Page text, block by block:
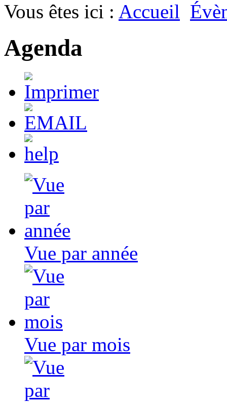
Vous êtes ici : Accueil
Agenda
Vue par année
Vue par mois